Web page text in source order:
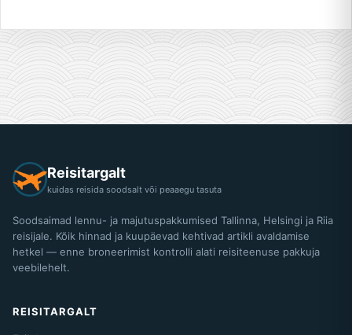
Reisitargalt
kuidas reisida soodsalt või peaaegu tasuta
Soodsaimad lennu- ja majutuspakkumised Tallinna, Helsingi ja Riia
reisijale. Kõik hinnad ja kuupäevad kehtivad artikli avaldamise
hetkel — enne broneerimist kontrolli alati reisiteenuse pakkuja
veebilehelt.
REISITARGALT